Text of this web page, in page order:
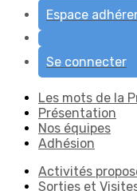
Espace
Se connecter
Les mots de la
Présentation
Nos équipes
Adhésion
Activités
Sorties et